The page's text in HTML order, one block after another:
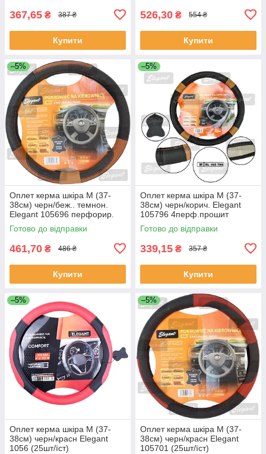
367,65 ₴ 387 ₴
Купити
526,30 ₴ 554 ₴
Купити
–5%
Оплет керма шкіра М (37-
38см) черн/беж.. темнон.
Elegant 105696 перфорир.
Готово до відправки
461,70 ₴ 486 ₴
Купити
–5%
Оплет керма шкіра М (37-
38см) черн/корич. Elegant
105796 4перф.прошит
коричневою (30шт/священ)
Готово до відправки
339,15 ₴ 357 ₴
Купити
–5%
Оплет керма шкіра М (37-
38см) черн/красн Elegant
1056 (25шт/їст)
–5%
Оплет керма шкіра М (37-
38см) черн/красн Elegant
105701 (25шт/їст)